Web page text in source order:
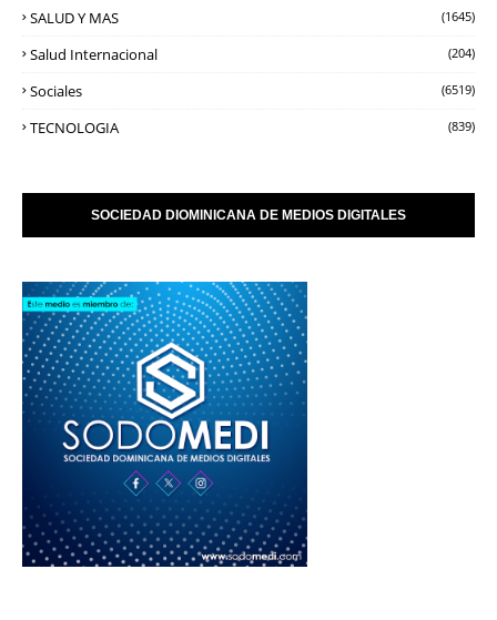
SALUD Y MAS (1645)
Salud Internacional (204)
Sociales (6519)
TECNOLOGIA (839)
SOCIEDAD DIOMINICANA DE MEDIOS DIGITALES